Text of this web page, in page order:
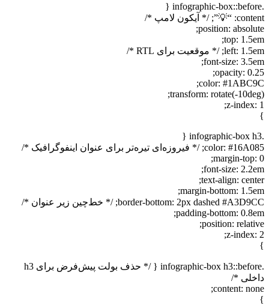
.infographic-box::before {
content: “💡”; /* آیکون لامپ */
position: absolute;
top: 1.5em;
left: 1.5em; /* موقعیت برای RTL */
font-size: 3.5em;
opacity: 0.25;
color: #1ABC9C;
transform: rotate(-10deg);
z-index: 1;
}
.infographic-box h3 {
color: #16A085; /* فیروزه‌ای تیره‌تر برای عنوان اینفوگرافیک */
margin-top: 0;
font-size: 2.2em;
text-align: center;
margin-bottom: 1.5em;
border-bottom: 2px dashed #A3D9CC; /* خط‌چین زیر عنوان */
padding-bottom: 0.8em;
position: relative;
z-index: 2;
}
.infographic-box h3::before { /* حذف بولت پیش‌فرض برای h3
داخلی */
content: none;
}